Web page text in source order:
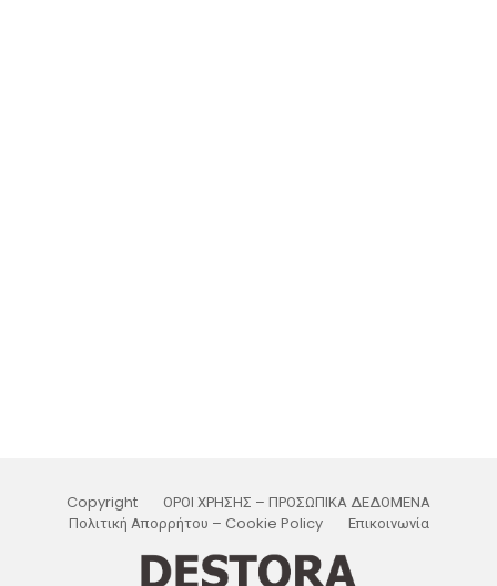
Copyright
ΟΡΟΙ ΧΡΗΣΗΣ – ΠΡΟΣΩΠΙΚΑ ΔΕΔΟΜΕΝΑ
Πολιτική Απορρήτου – Cookie Policy
Επικοινωνία